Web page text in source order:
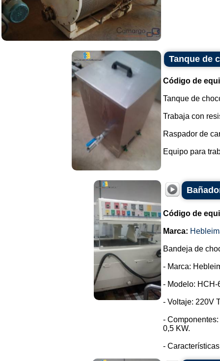
Tanque de
Código de
Tanque de
Trabaja con
Raspador de
Equipo para
Código de
Marca:
Bandeja de
- Marca:
- Modelo: HCH-
- Voltaje: 220V
-
0,5 KW.
-